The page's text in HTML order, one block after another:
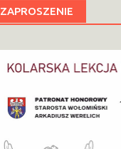
ZAPROSZENIE